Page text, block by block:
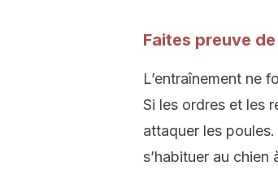
Faites preuve
L’entraînement ne
Si les ordres et les
attaquer les
s’habituer au chien